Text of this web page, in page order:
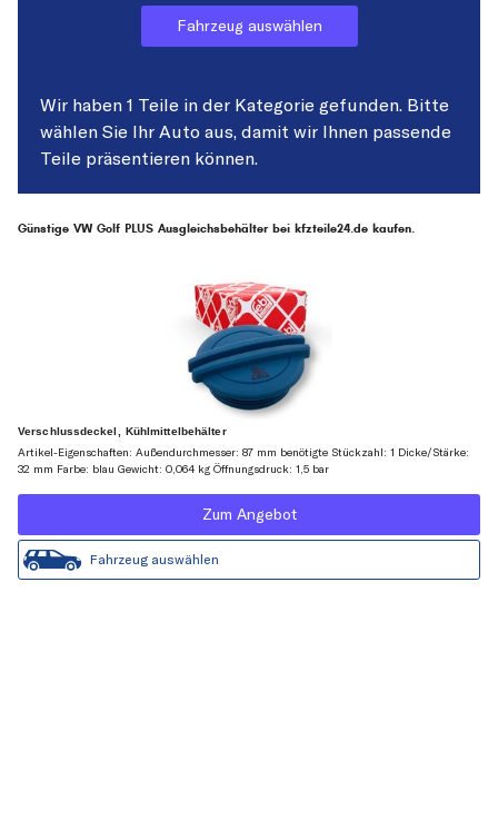
Fahrzeug auswählen
Wir haben 1 Teile in der Kategorie gefunden. Bitte
wählen Sie Ihr Auto aus, damit wir Ihnen passende
Teile präsentieren können.
Günstige VW Golf PLUS Ausgleichsbehälter bei kfzteile24.de kaufen.
Verschlussdeckel, Kühlmittelbehälter
Artikel-Eigenschaften: Außendurchmesser: 87 mm benötigte Stückzahl: 1 Dicke/Stärke:
32 mm Farbe: blau Gewicht: 0,064 kg Öffnungsdruck: 1,5 bar
Zum Angebot
Fahrzeug auswählen